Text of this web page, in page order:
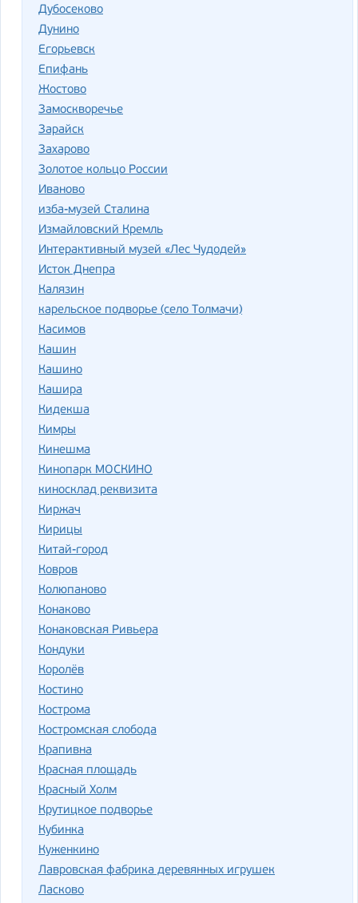
Дубосеково
Дунино
Егорьевск
Епифань
Жостово
Замоскворечье
Зарайск
Захарово
Золотое кольцо России
Иваново
изба-музей Сталина
Измайловский Кремль
Интерактивный музей «Лес Чудодей»
Исток Днепра
Калязин
карельское подворье (село Толмачи)
Касимов
Кашин
Кашино
Кашира
Кидекша
Кимры
Кинешма
Кинопарк МОСКИНО
киносклад реквизита
Киржач
Кирицы
Китай-город
Ковров
Колюпаново
Конаково
Конаковская Ривьера
Кондуки
Королёв
Костино
Кострома
Костромская слобода
Крапивна
Красная площадь
Красный Холм
Крутицкое подворье
Кубинка
Куженкино
Лавровская фабрика деревянных игрушек
Ласково